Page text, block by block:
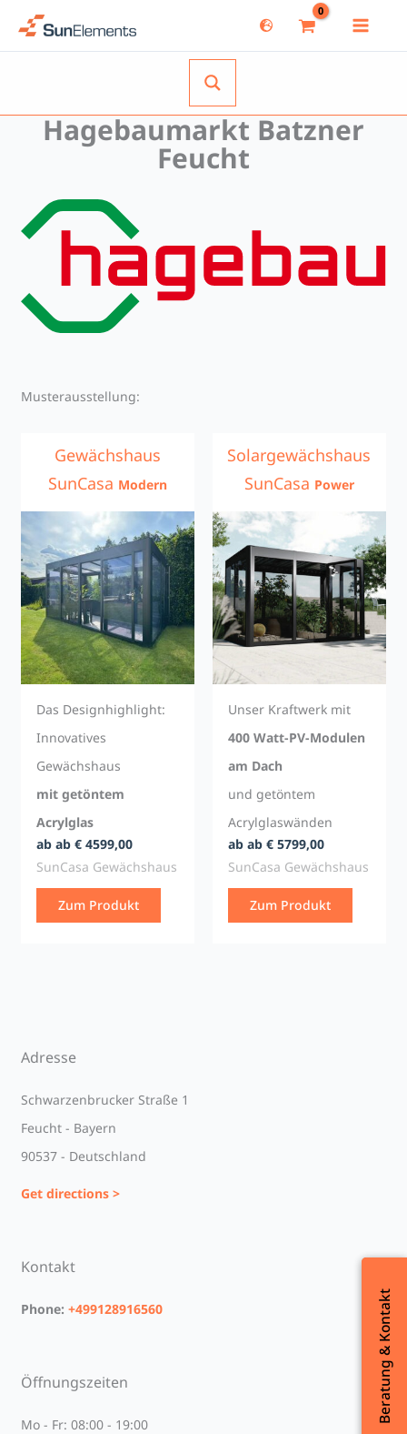
Inhalt
Hagebaumarkt Batzner
Feucht
Musterausstellung:
Gewächshaus
SunCasa Modern
Das Designhighlight:
Innovatives
Gewächshaus
mit getöntem
Acrylglas
ab ab € 4599,00
SunCasa Gewächshaus
Zum Produkt
Solargewächshaus
SunCasa Power
Unser Kraftwerk mit
400 Watt-PV-Modulen
am Dach
und getöntem
Acrylglaswänden
ab ab € 5799,00
SunCasa Gewächshaus
Zum Produkt
Adresse
Schwarzenbrucker Straße 1
Feucht - Bayern
90537 - Deutschland
Get directions >
Kontakt
Phone: +499128916560
Öffnungszeiten
Mo - Fr: 08:00 - 19:00
Beratung & Kontakt
Beratung & Kontakt